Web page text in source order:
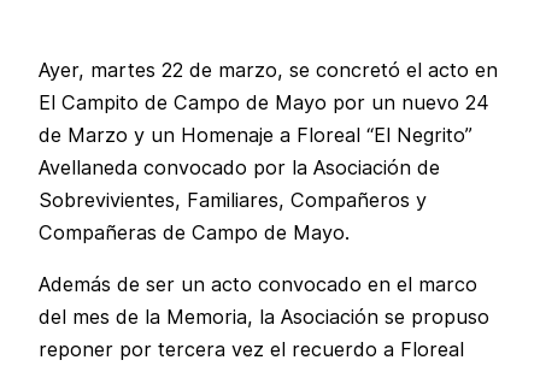
Ayer, martes 22 de marzo, se concretó el acto en
El Campito de Campo de Mayo por un nuevo 24
de Marzo y un Homenaje a Floreal “El Negrito”
Avellaneda convocado por la Asociación de
Sobrevivientes, Familiares, Compañeros y
Compañeras de Campo de Mayo.
Además de ser un acto convocado en el marco
del mes de la Memoria, la Asociación se propuso
reponer por tercera vez el recuerdo a Floreal